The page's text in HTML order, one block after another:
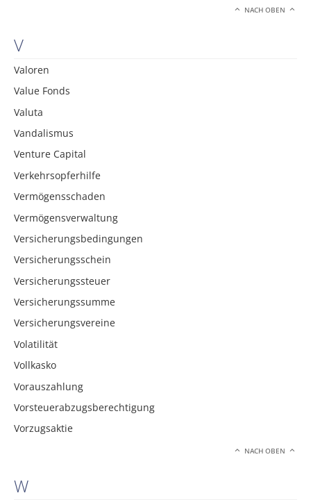
NACH OBEN
V
Valoren
Value Fonds
Valuta
Vandalismus
Venture Capital
Verkehrsopferhilfe
Vermögensschaden
Vermögensverwaltung
Versicherungsbedingungen
Versicherungsschein
Versicherungssteuer
Versicherungssumme
Versicherungsvereine
Volatilität
Vollkasko
Vorauszahlung
Vorsteuerabzugsberechtigung
Vorzugsaktie
NACH OBEN
W